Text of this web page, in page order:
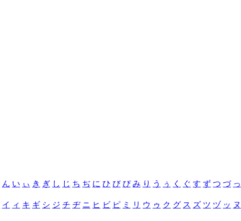
ん い ぃ き ぎ し じ ち ぢ に ひ び ぴ み り う ぅ く ぐ す ず つ づ っ
イ ィ キ ギ シ ジ チ ヂ ニ ヒ ビ ピ ミ リ ウ ゥ ク グ ス ズ ツ ヅ ッ ヌ